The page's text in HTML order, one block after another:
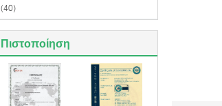
(40)
Πιστοποίηση